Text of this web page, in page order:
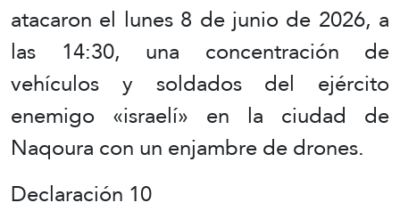
atacaron el lunes 8 de junio de 2026, a
las 14:30, una concentración de
vehículos y soldados del ejército
enemigo «israelí» en la ciudad de
Naqoura con un enjambre de drones.
Declaración 10